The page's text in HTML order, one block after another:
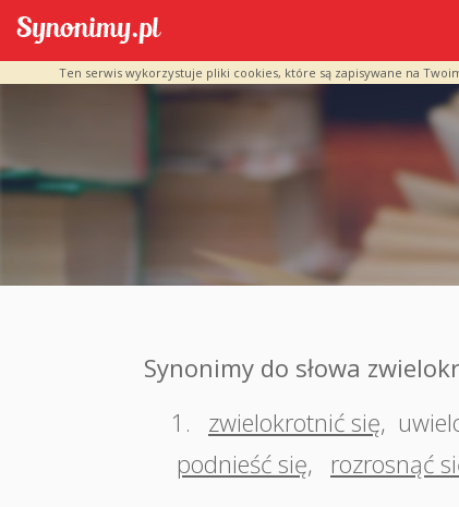
Ten serwis wykorzystuje pliki cookies, które są zapisywane na
Synonimy do słowa
1.
zwielokrotnić się,
podnieść się, rozrosnąć